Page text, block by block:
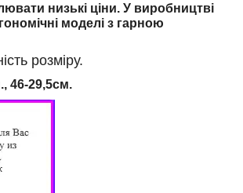
низькі ціни. У виробництві
моделі з гарною
розміру.
46-29,5см.